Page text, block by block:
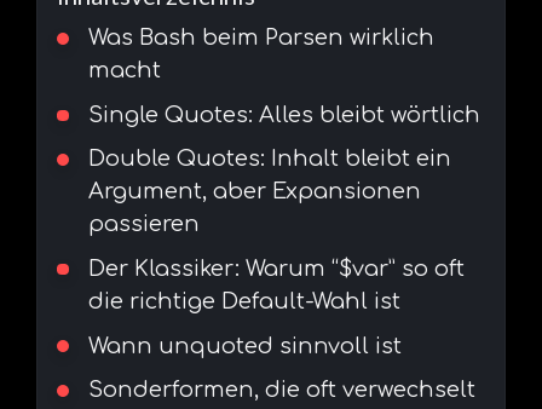
Was Bash beim Parsen wirklich
macht
Single Quotes: Alles bleibt wörtlich
Double Quotes: Inhalt bleibt ein
Argument, aber Expansionen
passieren
Der Klassiker: Warum “$var” so oft
die richtige Default-Wahl ist
Wann unquoted sinnvoll ist
Sonderformen, die oft verwechselt